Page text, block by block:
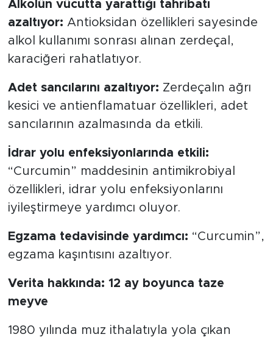
Alkolün vücutta yarattığı tahribatı
azaltıyor: Antioksidan özellikleri sayesinde
alkol kullanımı sonrası alınan zerdeçal,
karaciğeri rahatlatıyor.
Adet sancılarını azaltıyor: Zerdeçalın ağrı
kesici ve antienflamatuar özellikleri, adet
sancılarının azalmasında da etkili.
İdrar yolu enfeksiyonlarında etkili:
“Curcumin” maddesinin antimikrobiyal
özellikleri, idrar yolu enfeksiyonlarını
iyileştirmeye yardımcı oluyor.
Egzama tedavisinde yardımcı: “Curcumin”,
egzama kaşıntısını azaltıyor.
Verita hakkında: 12 ay boyunca taze
meyve
1980 yılında muz ithalatıyla yola çıkan